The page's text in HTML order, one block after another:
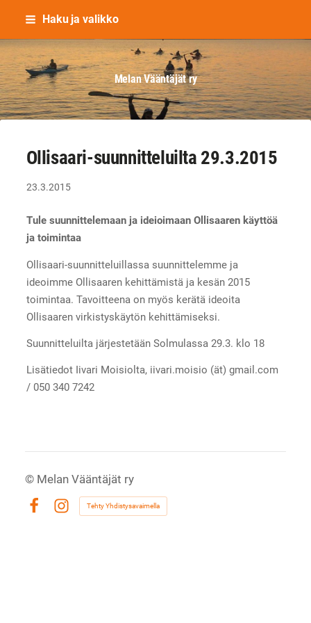
Siirry
sisältöön
Haku ja valikko
Melan Vääntäjät ry
Ollisaari-suunnitteluilta 29.3.2015
23.3.2015
Tule suunnittelemaan ja ideioimaan Ollisaaren käyttöä
ja toimintaa
Ollisaari-suunnitteluillassa suunnittelemme ja
ideoimme Ollisaaren kehittämistä ja kesän 2015
toimintaa. Tavoitteena on myös kerätä ideoita
Ollisaaren virkistyskäytön kehittämiseksi.
Suunnitteluilta järjestetään Solmulassa 29.3. klo 18
Lisätiedot Iivari Moisiolta, iivari.moisio (ät) gmail.com
/ 050 340 7242
© Melan Vääntäjät ry
Instagram
Tehty Yhdistysavaimella